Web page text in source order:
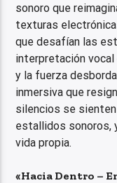
sonoro que
texturas
que desafían las
interpretación vocal
y la fuerza
inmersiva que
silencios se
estallidos sonoros,
vida propia.
«Hacia Dentro –